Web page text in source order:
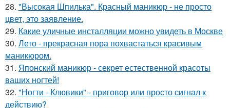
28. "Высокая Шпилька". Красный маникюр - не просто
цвет, это заявление.
29. Какие уличные инсталляции можно увидеть в Москве
30. Лето - прекрасная пора похвастаться красивым
маникюром.
31. Японский маникюр - секрет естественной красоты
ваших ногтей!
32. "Ногти - Клювики" - приговор или просто сигнал к
действию?